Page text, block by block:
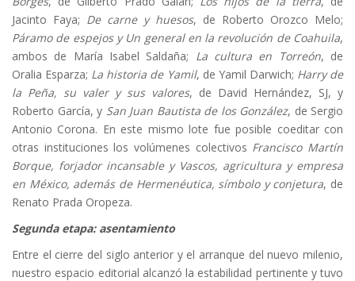
Jacinto Faya; De carne y huesos, de Roberto Orozco Melo;
Páramo de espejos y Un general en la revolución de Coahuila,
ambos de María Isabel Saldaña; La cultura en Torreón, de
Oralia Esparza; La historia de Yamil, de Yamil Darwich; Harry de
la Peña, su valer y sus valores, de David Hernández, SJ, y
Roberto García, y San Juan Bautista de los González, de Sergio
Antonio Corona. En este mismo lote fue posible coeditar con
otras instituciones los volúmenes colectivos Francisco Martín
Borque, forjador incansable y Vascos, agricultura y empresa
en México, además de Hermenéutica, símbolo y conjetura, de
Renato Prada Oropeza.
Segunda etapa: asentamiento
Entre el cierre del siglo anterior y el arranque del nuevo milenio,
nuestro espacio editorial alcanzó la estabilidad pertinente y tuvo